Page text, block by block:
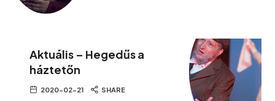
Aktuális – Hegedűs a
háztetőn
2020-02-21 SHARE